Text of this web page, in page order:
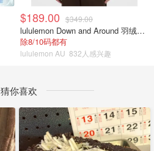
$189.00 $349.00
lululemon Down and Around 羽绒夹克
除8/10码都有
lululemon AU 832人感兴趣
猜你喜欢